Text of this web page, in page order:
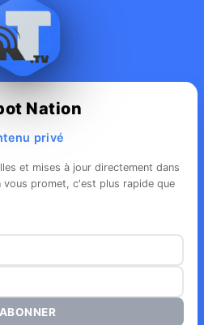
Nation
privé
et mises à jour directement dans
promet, c'est plus rapide que